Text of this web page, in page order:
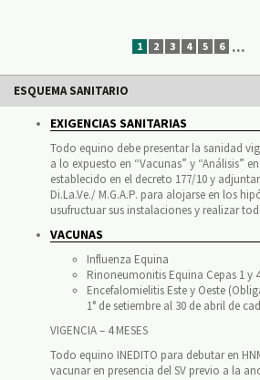
1 2 3 4 5 6 ...
ESQUEMA SANITARIO
EXIGENCIAS SANITARIAS
Todo equino debe presentar la sanidad
a lo expuesto en “Vacunas” y “Análisis”
establecido en el decreto 177/10 y
Di.La.Ve./ M.G.A.P. para alojarse en los
usufructuar sus instalaciones y realizar
VACUNAS
Influenza Equina
Rinoneumonitis Equina Cepas 1 y 4
Encefalomielitis Este y Oeste
1° de setiembre al 30 de abril de
VIGENCIA – 4 MESES
Todo equino INEDITO para debutar en
vacunar en presencia del SV previo a la